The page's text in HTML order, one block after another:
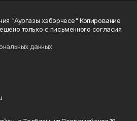
"Аургазы хэбэрчесе" Копирование
только с письменного согласия
данных